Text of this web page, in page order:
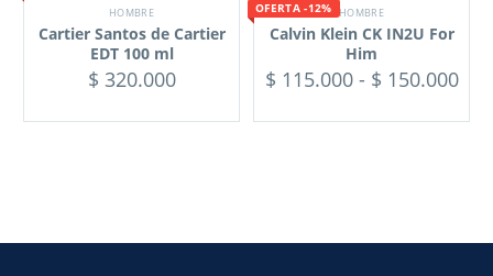
HOMBRE
Cartier Santos de Cartier
EDT 100 ml
$ 320.000
OFERTA -12% HOMBRE
Calvin Klein CK IN2U For
Him
$ 115.000 - $ 150.000